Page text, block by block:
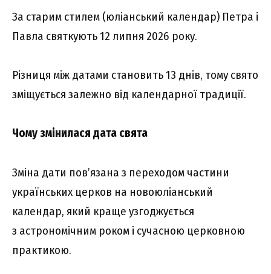
За старим стилем (юліанський календар) Петра і
Павла святкують 12 липня 2026 року.
Різниця між датами становить 13 днів, тому свято
зміщується залежно від календарної традиції.
Чому змінилася дата свята
Зміна дати пов’язана з переходом частини
українських церков на новоюліанський
календар, який краще узгоджується
з астрономічним роком і сучасною церковною
практикою.